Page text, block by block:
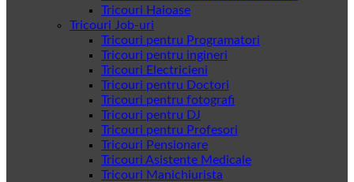
Tricouri Haioase
Tricouri Job-uri
Tricouri pentru Programatori
Tricouri pentru ingineri
Tricouri Electricieni
Tricouri pentru Doctori
Tricouri pentru fotografi
Tricouri pentru DJ
Tricouri pentru Profesori
Tricouri Pensionare
Tricouri Asistente Medicale
Tricouri Manichiurista